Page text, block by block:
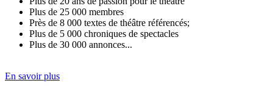
Plus de 25 000 membres
Près de 8 000 textes de théâtre référencés;
Plus de 5 000 chroniques de spectacles
Plus de 30 000 annonces...
En savoir plus